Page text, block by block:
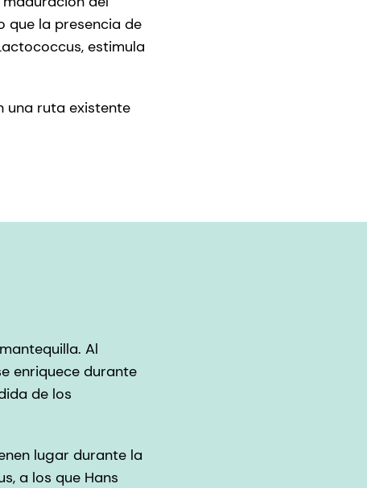
que la presencia de
estimula
una ruta existente
Al
enriquece durante
de los
lugar durante la
a los que Hans